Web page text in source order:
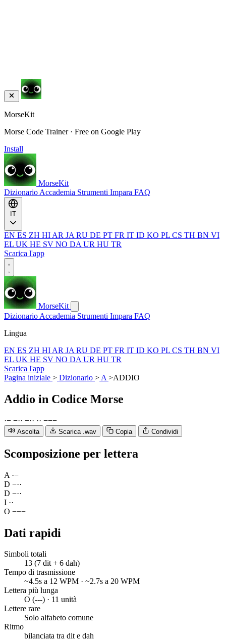
MorseKit
Morse Code Trainer · Free on Google Play
Install
MorseKit
Dizionario Accademia Strumenti Impara FAQ
EN ES ZH HI AR JA RU DE PT FR IT ID KO PL CS TH BN VI
EL UK HE SV NO DA UR HU TR
Scarica l'app
MorseKit
Dizionario Accademia Strumenti Impara FAQ
Lingua
EN ES ZH HI AR JA RU DE PT FR IT ID KO PL CS TH BN VI
EL UK HE SV NO DA UR HU TR
Scarica l'app
Pagina iniziale > Dizionario > A >ADDIO
Addio in Codice Morse
·− −·· −·· ·· −−−
Ascolta Scarica .wav Copia Condividi
Scomposizione per lettera
A ·−
D −··
D −··
I ··
O −−−
Dati rapidi
Simboli totali
13 (7 dit + 6 dah)
Tempo di trasmissione
~4.5s a 12 WPM · ~2.7s a 20 WPM
Lettera più lunga
O (---) · 11 unità
Lettere rare
Solo alfabeto comune
Ritmo
bilanciata tra dit e dah